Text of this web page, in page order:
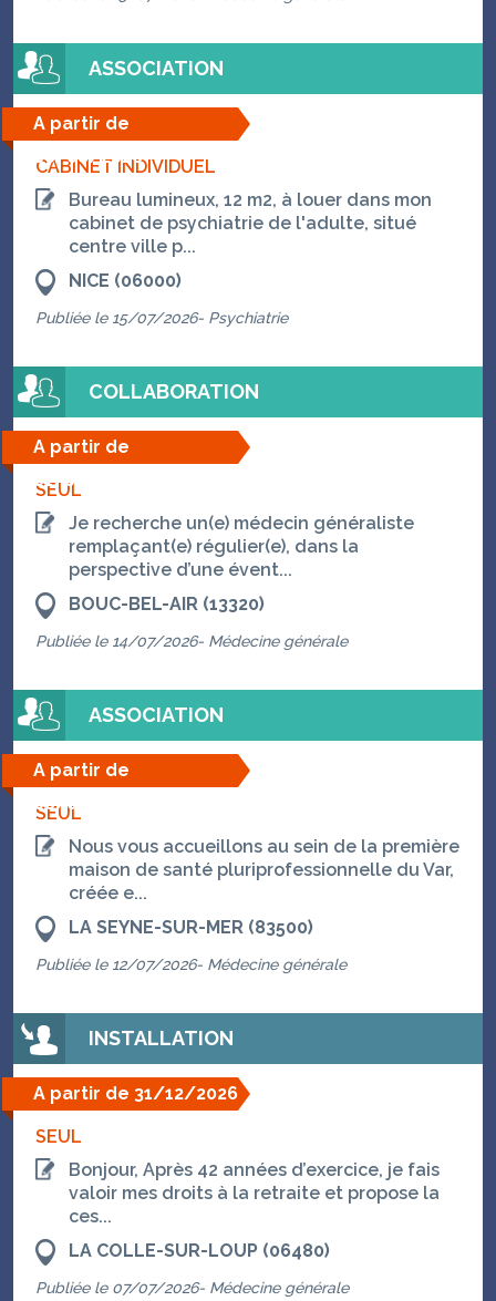
ASSOCIATION
A partir de
06/08/2026
CABINET INDIVIDUEL
Bureau lumineux, 12 m2, à louer dans mon
cabinet de psychiatrie de l'adulte, situé
centre ville p...
NICE (06000)
Publiée le 15/07/2026- Psychiatrie
COLLABORATION
A partir de
01/09/2026
SEUL
Je recherche un(e) médecin généraliste
remplaçant(e) régulier(e), dans la
perspective d’une évent...
BOUC-BEL-AIR (13320)
Publiée le 14/07/2026- Médecine générale
ASSOCIATION
A partir de
06/08/2026
SEUL
Nous vous accueillons au sein de la première
maison de santé pluriprofessionnelle du Var,
créée e...
LA SEYNE-SUR-MER (83500)
Publiée le 12/07/2026- Médecine générale
INSTALLATION
A partir de 31/12/2026
SEUL
Bonjour, Après 42 années d’exercice, je fais
valoir mes droits à la retraite et propose la
ces...
LA COLLE-SUR-LOUP (06480)
Publiée le 07/07/2026- Médecine générale